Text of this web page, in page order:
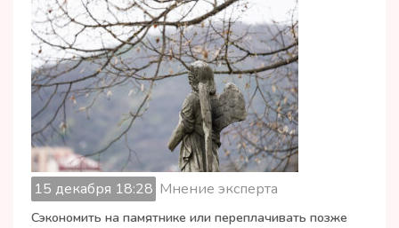
15 декабря 18:28 Мнение эксперта
Сэкономить на памятнике или переплачивать позже